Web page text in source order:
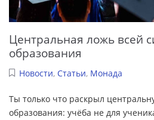
Центральная ложь всей
образования
Новости, Статьи, Монада
Ты только что раскрыл
образования: учёба не для